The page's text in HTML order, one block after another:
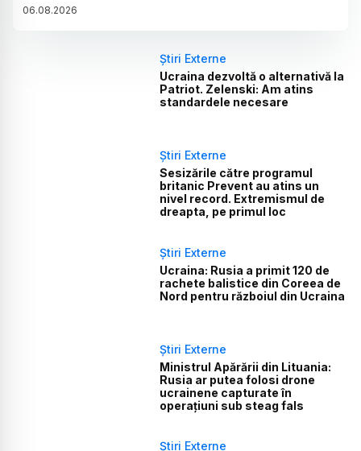
06.08.2026
Știri Externe
Ucraina dezvoltă o alternativă la
Patriot. Zelenski: Am atins
standardele necesare
Știri Externe
Sesizările către programul
britanic Prevent au atins un
nivel record. Extremismul de
dreapta, pe primul loc
Știri Externe
Ucraina: Rusia a primit 120 de
rachete balistice din Coreea de
Nord pentru războiul din Ucraina
Știri Externe
Ministrul Apărării din Lituania:
Rusia ar putea folosi drone
ucrainene capturate în
operațiuni sub steag fals
Știri Externe